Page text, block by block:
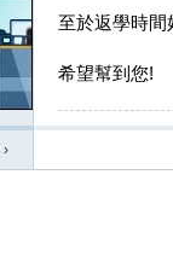
至於返學時間
希望幫到您!
›